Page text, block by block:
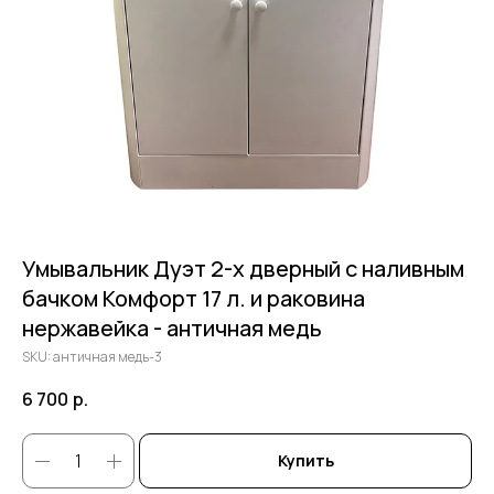
Умывальник Дуэт 2-х дверный c наливным
бачком Комфорт 17 л. и раковина
нержавейка - античная медь
SKU:античная медь-3
6 700 р.
Купить